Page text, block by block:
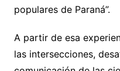
populares de Paraná”.
A partir de esa
las intersecciones,